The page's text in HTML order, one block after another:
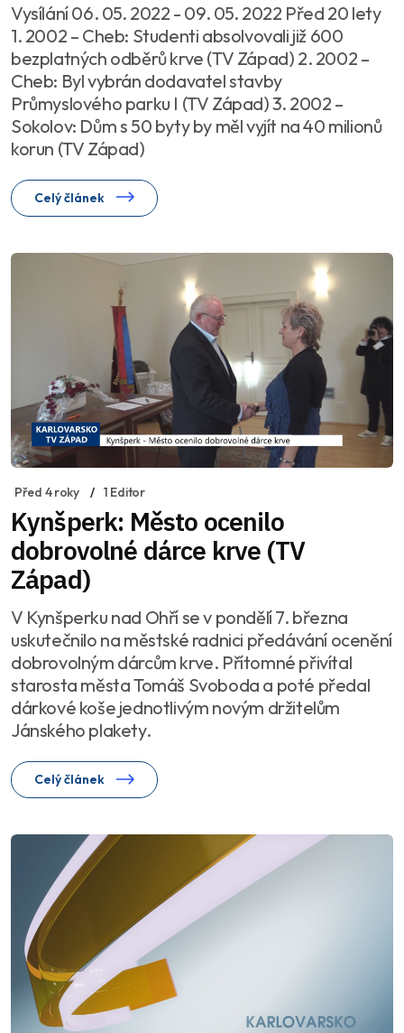
Vysílání 06. 05. 2022 - 09. 05. 2022 Před 20 lety
1. 2002 – Cheb: Studenti absolvovali již 600
bezplatných odběrů krve (TV Západ) 2. 2002 –
Cheb: Byl vybrán dodavatel stavby
Průmyslového parku I (TV Západ) 3. 2002 –
Sokolov: Dům s 50 byty by měl vyjít na 40 milionů
korun (TV Západ)
Celý článek
Před 4 roky 1 Editor
Kynšperk: Město ocenilo
dobrovolné dárce krve (TV
Západ)
V Kynšperku nad Ohří se v pondělí 7. března
uskutečnilo na městské radnici předávání ocenění
dobrovolným dárcům krve. Přítomné přivítal
starosta města Tomáš Svoboda a poté předal
dárkové koše jednotlivým novým držitelům
Jánského plakety.
Celý článek